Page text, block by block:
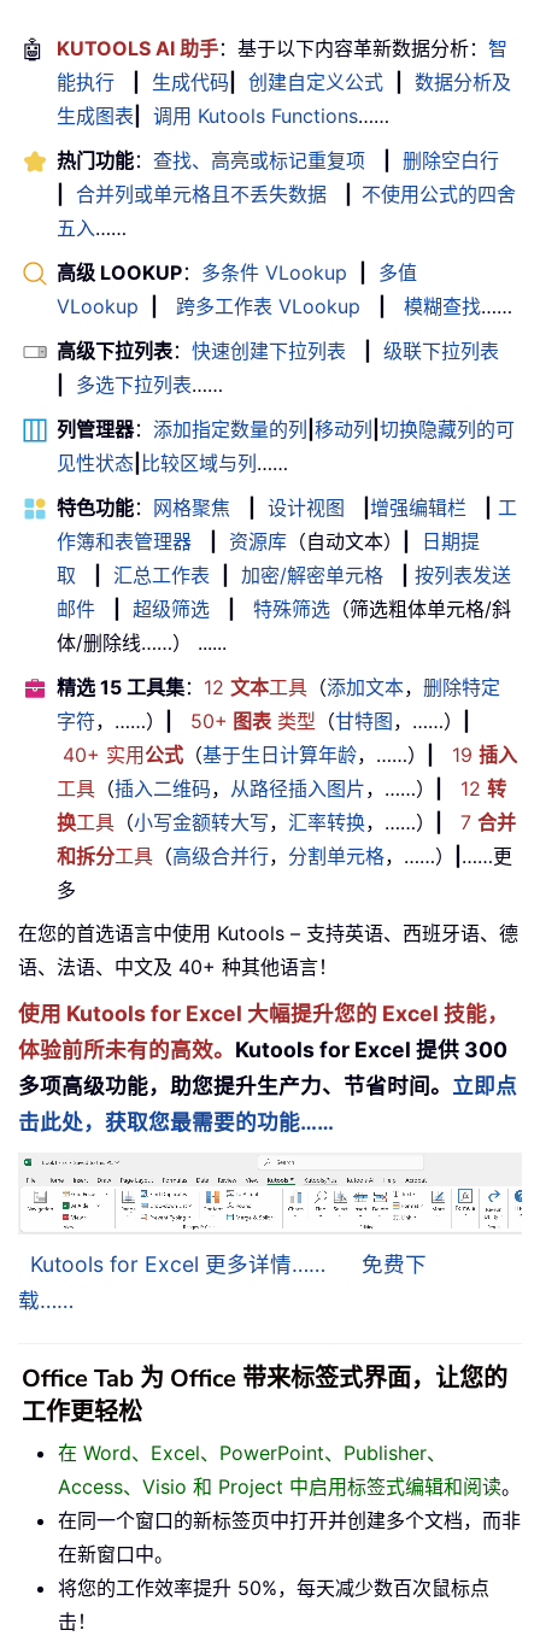
🤖 KUTOOLS AI 助手：基于以下内容革新数据分析： 智
能执行
生成代码 创建自定义公式
数据分析及
生成图表
调用 Kutools Functions……
热门功能： 查找、高亮或标记重复项
删除空白行
合并列或单元格且不丢失数据
不使用公式的四舍
五入……
高级 LOOKUP： 多条件 VLookup
多值
VLookup
跨多工作表 VLookup 模糊查找……
高级下拉列表： 快速创建下拉列表
级联下拉列表
多选下拉列表……
列管理器： 添加指定数量的列 移动列 切换隐藏列的可
见性状态 比较区域与列……
特色功能： 网格聚焦 设计视图 增强编辑栏
工
作簿和表管理器
资源库 （自动文本）
日期提
取
汇总工作表 加密/解密单元格
按列表发送
邮件
超级筛选 特殊筛选 （筛选粗体单元格/斜
体/删除线……） ......
精选 15 工具集： 12 文本工具 （添加文本， 删除特定
字符，……） 50+ 图表 类型 （甘特图，……）
40+ 实用公式 （基于生日计算年龄，……） 19 插入
工具 （插入二维码， 从路径插入图片，……） 12 转
换工具 （小写金额转大写， 汇率转换，……） 7 合并
和拆分工具 （高级合并行， 分割单元格，……）
……更
多
在您的首选语言中使用 Kutools – 支持英语、西班牙语、德
语、法语、中文及 40+ 种其他语言！
使用 Kutools for Excel 大幅提升您的 Excel 技能，
体验前所未有的高效。 Kutools for Excel 提供 300
多项高级功能，助您提升生产力、节省时间。 立即点
击此处，获取您最需要的功能……
Kutools for Excel 更多详情……
免费下
载……
Office Tab 为 Office 带来标签式界面，让您的
工作更轻松
在 Word、Excel、PowerPoint、Publisher、
Access、Visio 和 Project 中启用标签式编辑和阅读。
在同一个窗口的新标签页中打开并创建多个文档，而非
在新窗口中。
将您的工作效率提升 50%，每天减少数百次鼠标点
击！